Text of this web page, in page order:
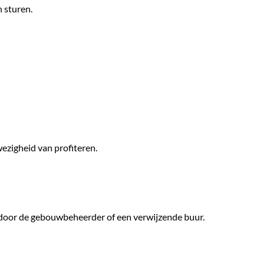
sturen.
van profiteren.
de gebouwbeheerder of een verwijzende buur.